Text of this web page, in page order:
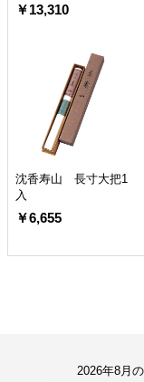
￥13,310
沈香寿山 長寸大把1
入
￥6,655
2026年8月